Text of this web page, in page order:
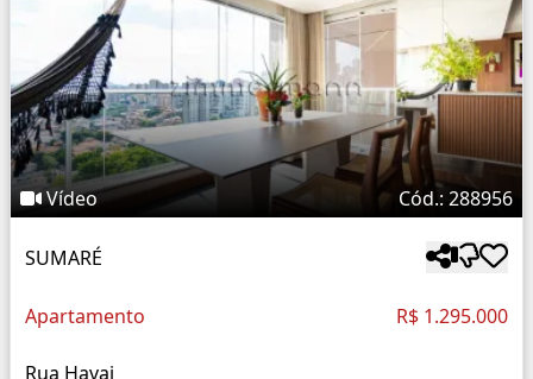
Vídeo Cód.: 288956
SUMARÉ
Apartamento R$ 1.295.000
Rua Havai